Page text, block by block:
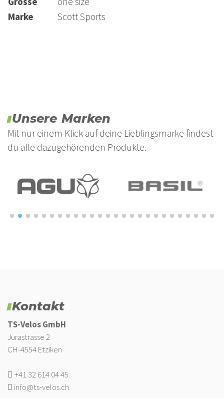
Marke
Scott Sports
Unsere Marken
Mit nur einem Klick auf deine Lieblingsmarke findest
du alle dazugehörenden Produkte.
Kontakt
TS-Velos GmbH
Jurastrasse 2
CH-4554 Etziken
+41 32 614 04 45
info@ts-velos.ch